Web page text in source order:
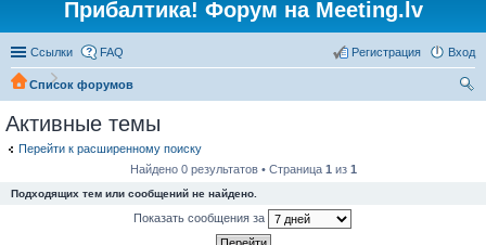
Прибалтика! Форум на Meeting.lv
Ссылки FAQ Вход
Регистрация
Список форумов
Активные темы
Перейти к расширенному поиску
Найдено 0 результатов • Страница 1 из 1
Подходящих тем или сообщений не найдено.
Показать сообщения за